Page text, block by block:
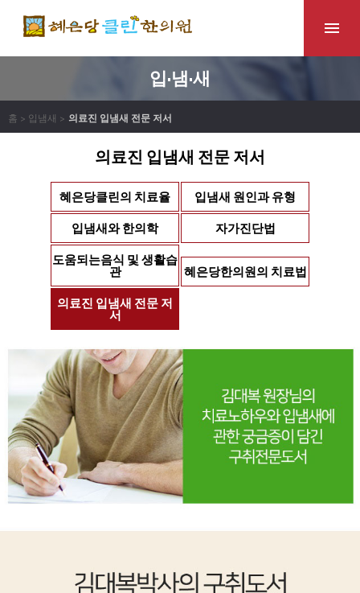
입·냄·새
홈 > 입냄새 > 의료진 입냄새 전문 저서
의료진 입냄새 전문 저서
혜은당클린의 치료율
입냄새 원인과 유형
입냄새와 한의학
자가진단법
도움되는음식 및 생활습
관
혜은당한의원의 치료법
의료진 입냄새 전문 저
서